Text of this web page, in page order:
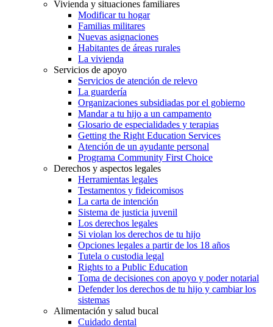
Vivienda y situaciones familiares
Modificar tu hogar
Familias militares
Nuevas asignaciones
Habitantes de áreas rurales
La vivienda
Servicios de apoyo
Servicios de atención de relevo
La guardería
Organizaciones subsidiadas por el gobierno
Mandar a tu hijo a un campamento
Glosario de especialidades y terapias
Getting the Right Education Services
Atención de un ayudante personal
Programa Community First Choice
Derechos y aspectos legales
Herramientas legales
Testamentos y fideicomisos
La carta de intención
Sistema de justicia juvenil
Los derechos legales
Si violan los derechos de tu hijo
Opciones legales a partir de los 18 años
Tutela o custodia legal
Rights to a Public Education
Toma de decisiones con apoyo y poder notarial
Defender los derechos de tu hijo y cambiar los
sistemas
Alimentación y salud bucal
Cuidado dental